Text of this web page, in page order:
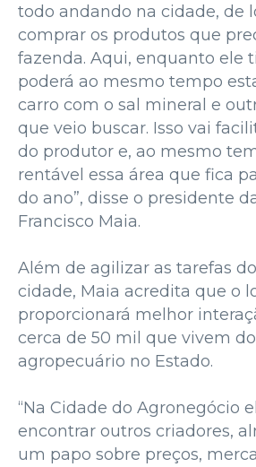
todo andando na cidade, de
comprar os produtos que
fazenda. Aqui, enquanto ele
poderá ao mesmo tempo
carro com o sal mineral e
que veio buscar. Isso vai
do produtor e, ao mesmo
rentável essa área que fica
do ano”, disse o presidente
Francisco Maia.
Além de agilizar as tarefas
cidade, Maia acredita que o
proporcionará melhor
cerca de 50 mil que vivem
agropecuário no Estado.
“Na Cidade do Agronegócio
encontrar outros criadores,
um papo sobre preços,